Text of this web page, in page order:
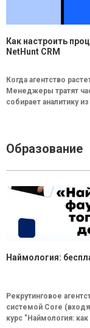
Как настроить
NetHunt CRM
Когда агентство
Менеджеры тратят
собирает аналитику
Образование
Наймология:
Рекрутинговое
системой Core
курс "Наймология: